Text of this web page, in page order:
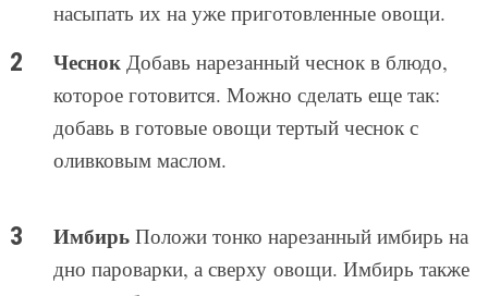
насыпать их на уже приготовленные овощи.
ЧеснокДобавь нарезанный чеснок в блюдо,
которое готовится. Можно сделать еще так:
добавь в готовые овощи тертый чеснок с
оливковым маслом.
ИмбирьПоложи тонко нарезанный имбирь на
дно пароварки, а сверху овощи. Имбирь также